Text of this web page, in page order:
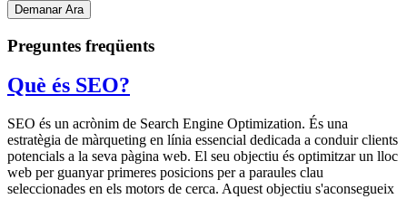
Demanar Ara
Preguntes freqüents
Què és SEO?
SEO és un acrònim de Search Engine Optimization. És una
estratègia de màrqueting en línia essencial dedicada a conduir clients
potencials a la seva pàgina web. El seu objectiu és optimitzar un lloc
web per guanyar primeres posicions per a paraules clau
seleccionades en els motors de cerca. Aquest objectiu s'aconsegueix